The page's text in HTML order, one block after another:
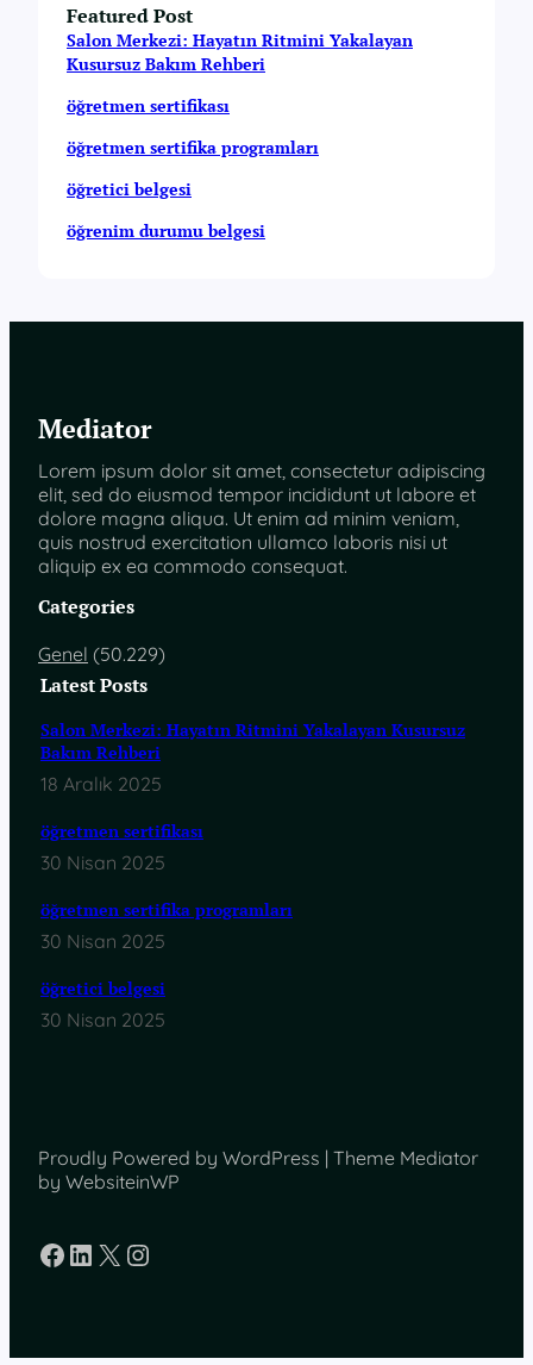
Featured Post
Salon Merkezi: Hayatın Ritmini Yakalayan
Kusursuz Bakım Rehberi
öğretmen sertifikası
öğretmen sertifika programları
öğretici belgesi
öğrenim durumu belgesi
Mediator
Lorem ipsum dolor sit amet, consectetur adipiscing
elit, sed do eiusmod tempor incididunt ut labore et
dolore magna aliqua. Ut enim ad minim veniam,
quis nostrud exercitation ullamco laboris nisi ut
aliquip ex ea commodo consequat.
Categories
Genel (50.229)
Latest Posts
Salon Merkezi: Hayatın Ritmini Yakalayan Kusursuz
Bakım Rehberi
18 Aralık 2025
öğretmen sertifikası
30 Nisan 2025
öğretmen sertifika programları
30 Nisan 2025
öğretici belgesi
30 Nisan 2025
Proudly Powered by WordPress | Theme Mediator
by WebsiteinWP
Facebook
LinkedIn
X Instagram